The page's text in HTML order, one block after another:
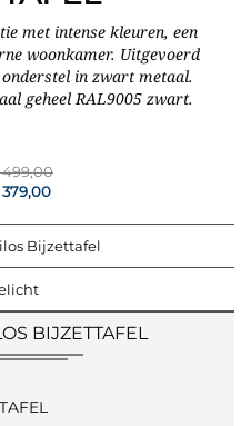
met intense kleuren, een
woonkamer. Uitgevoerd
in zwart metaal.
geheel RAL9005 zwart.
Bijzettafel
BIJZETTAFEL